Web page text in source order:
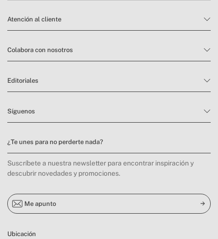
Atención al cliente
Colabora con nosotros
Editoriales
Síguenos
¿Te unes para no perderte nada?
Suscríbete a nuestra newsletter para encontrar inspiración y
descubrir novedades y promociones.
Me apunto
Ubicación